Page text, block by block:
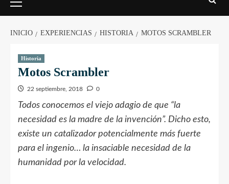
INICIO EXPERIENCIAS HISTORIA MOTOS SCRAMBLER
Historia
Motos Scrambler
22 septiembre, 2018 0
Todos conocemos el viejo adagio de que “la
necesidad es la madre de la invención”. Dicho esto,
existe un catalizador potencialmente más fuerte
para el ingenio… la insaciable necesidad de la
humanidad por la velocidad.